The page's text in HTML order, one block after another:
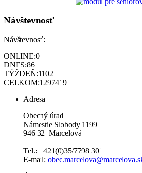
Návštevnosť
Návštevnosť:
ONLINE:0
DNES:86
TÝŽDEŇ:1102
CELKOM:1297419
Adresa
Obecný úrad
Námestie Slobody 1199
946 32 Marcelová
Tel.: +421(0)35/7798 301
E-mail: